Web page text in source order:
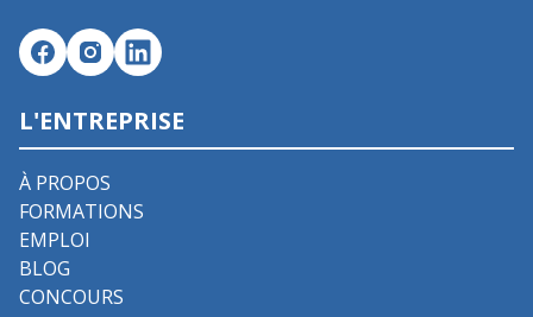
L'ENTREPRISE
À PROPOS
FORMATIONS
EMPLOI
BLOG
CONCOURS